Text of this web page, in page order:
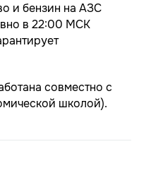
и бензин на АЗС
в 22:00 МСК
совместно с
школой).